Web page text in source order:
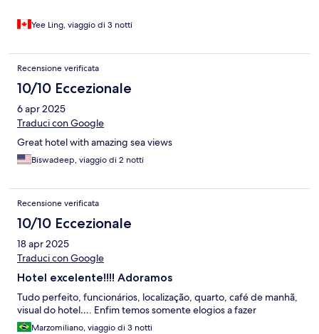
Yee Ling, viaggio di 3 notti
Recensione verificata
10/10 Eccezionale
6 apr 2025
Traduci con Google
Great hotel with amazing sea views
Biswadeep, viaggio di 2 notti
Recensione verificata
10/10 Eccezionale
18 apr 2025
Traduci con Google
Hotel excelente!!!! Adoramos
Tudo perfeito, funcionários, localização, quarto, café de manhã,
visual do hotel…. Enfim temos somente elogios a fazer
Marzomiliano, viaggio di 3 notti